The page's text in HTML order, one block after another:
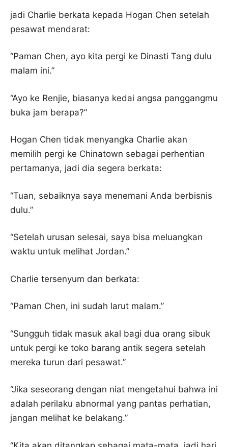
jadi Charlie berkata kepada Hogan Chen setelah
pesawat mendarat:
“Paman Chen, ayo kita pergi ke Dinasti Tang dulu
malam ini.”
“Ayo ke Renjie, biasanya kedai angsa panggangmu
buka jam berapa?”
Hogan Chen tidak menyangka Charlie akan
memilih pergi ke Chinatown sebagai perhentian
pertamanya, jadi dia segera berkata:
“Tuan, sebaiknya saya menemani Anda berbisnis
dulu.”
“Setelah urusan selesai, saya bisa meluangkan
waktu untuk melihat Jordan.”
Charlie tersenyum dan berkata:
“Paman Chen, ini sudah larut malam.”
“Sungguh tidak masuk akal bagi dua orang sibuk
untuk pergi ke toko barang antik segera setelah
mereka turun dari pesawat.”
“Jika seseorang dengan niat mengetahui bahwa ini
adalah perilaku abnormal yang pantas perhatian,
jangan melihat ke belakang.”